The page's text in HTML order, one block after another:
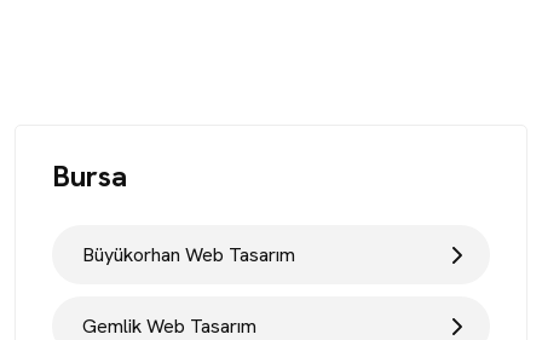
Bursa
Büyükorhan Web Tasarım
Gemlik Web Tasarım